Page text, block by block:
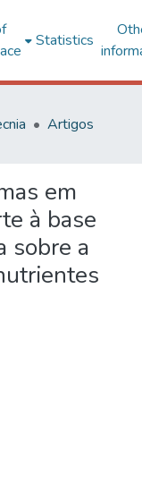
Statistics
Artigos
em
à base
sobre a